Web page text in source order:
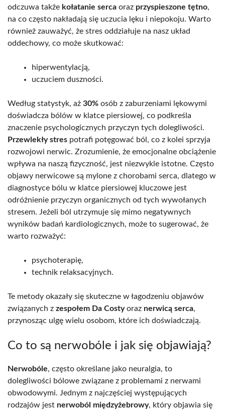
odczuwa także kołatanie serca oraz przyspieszone tętno,
na co często nakładają się uczucia lęku i niepokoju. Warto
również zauważyć, że stres oddziałuje na nasz układ
oddechowy, co może skutkować:
hiperwentylacją,
uczuciem duszności.
Według statystyk, aż 30% osób z zaburzeniami lękowymi
doświadcza bólów w klatce piersiowej, co podkreśla
znaczenie psychologicznych przyczyn tych dolegliwości.
Przewlekły stres potrafi potęgować ból, co z kolei sprzyja
rozwojowi nerwic. Zrozumienie, że emocjonalne obciążenie
wpływa na naszą fizyczność, jest niezwykle istotne. Często
objawy nerwicowe są mylone z chorobami serca, dlatego w
diagnostyce bólu w klatce piersiowej kluczowe jest
odróżnienie przyczyn organicznych od tych wywołanych
stresem. Jeżeli ból utrzymuje się mimo negatywnych
wyników badań kardiologicznych, może to sugerować, że
warto rozważyć:
psychoterapię,
technik relaksacyjnych.
Te metody okazały się skuteczne w łagodzeniu objawów
związanych z zespołem Da Costyoraz nerwicą serca,
przynosząc ulgę wielu osobom, które ich doświadczają.
Co to są nerwobóle i jak się objawiają?
Nerwobóle, często określane jako neuralgia, to
dolegliwości bólowe związane z problemami z nerwami
obwodowymi. Jednym z najczęściej występujących
rodzajów jest nerwoból międzyżebrowy, który objawia się